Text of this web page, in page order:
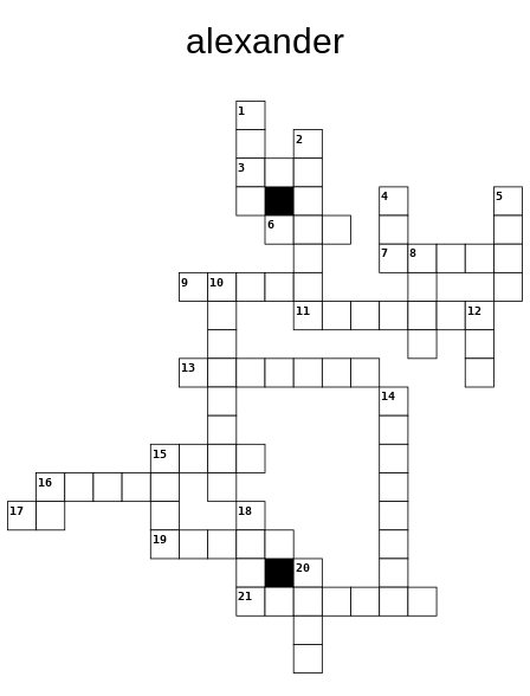
alexander
1
2
3
4 5
6
7 8
9 10
11 12
13
14
15
16
17 18
19
20
21